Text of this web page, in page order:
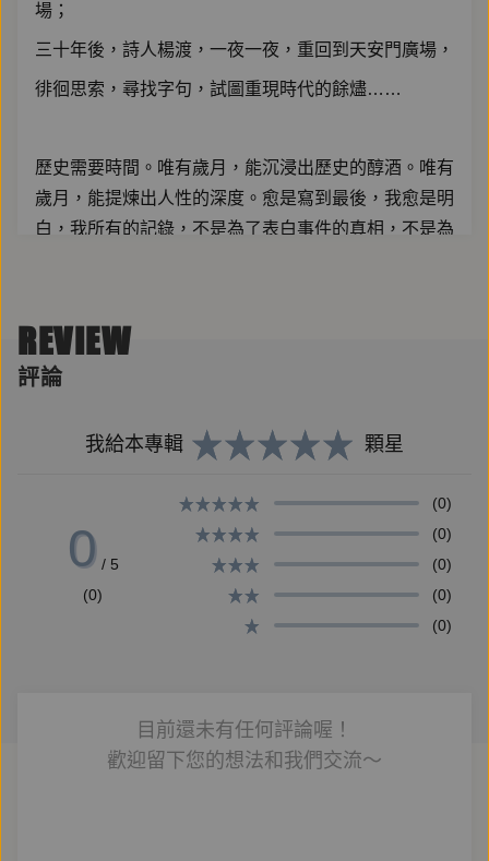
場；
三十年後，詩人楊渡，一夜一夜，重回到天安門廣場，
徘徊思索，尋找字句，試圖重現時代的餘燼……
歷史需要時間。唯有歲月，能沉浸出歷史的醇酒。唯有
歲月，能提煉出人性的深度。愈是寫到最後，我愈是明
白，我所有的記錄，不是為了表白事件的真相，不是為
再回到報館成為主筆，留下了一本世紀末的追尋之書；
也曾在海外，探訪流亡的作家、記者、知識分子，更多
然而未曾遺忘的是，終有一天，回來好好寫，寫下這一
段記憶。1999年，十年之際，楊渡寫了這故事的開
頭，終究寫不下去。2009年秋，重走過北京街道：前
鋪，街貌完全不是當年模樣。天壇醫院已建了新的樓
群，小街被新的樓景取代。「二十年後，你在哪裡？」
REVIEW
評論
我給本專輯 顆星
0 / 5
(0)
(0)
(0)
(0)
(0)
(0)
目前還未有任何評論喔！
歡迎留下您的想法和我們交流～